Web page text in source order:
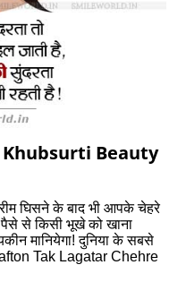
Khubsurti Beauty
घिसने के बाद भी आपके चेहरे
से किसी भूखे को खाना
मानियेगा! दुनिया के सबसे
Tak Lagatar Chehre